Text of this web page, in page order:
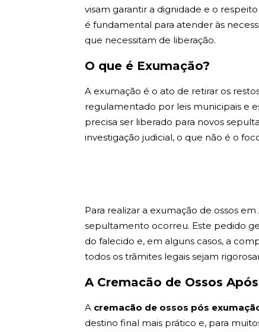
visam garantir a dignidade e o
é fundamental para atender às
que necessitam de liberação.
O que é Exumação?
A exumação é o ato de retirar os
regulamentado por leis municipais e
precisa ser liberado para novos
investigação judicial, o que não é o
Para realizar a exumação de ossos
sepultamento ocorreu. Este pedido
do falecido e, em alguns casos, a
todos os trâmites legais sejam
A Cremacão de Ossos
A cremacão de ossos pós
destino final mais prático e, para